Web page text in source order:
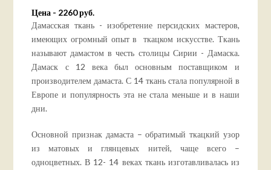
Цена - 2260 руб.
Дамасская ткань - изобретение персидских мастеров,
имеющих огромный опыт в ткацком искусстве. Ткань
называют дамастом в честь столицы Сирии - Дамаска.
Дамаск с 12 века был основным поставщиком и
производителем дамаста. С 14 ткань стала популярной в
Европе и популярность эта не стала меньше и в наши
дни.
Основной признак дамаста – обратимый ткацкий узор
из матовых и глянцевых нитей, чаще всего –
одноцветных. В 12- 14 веках ткань изготавливалась из